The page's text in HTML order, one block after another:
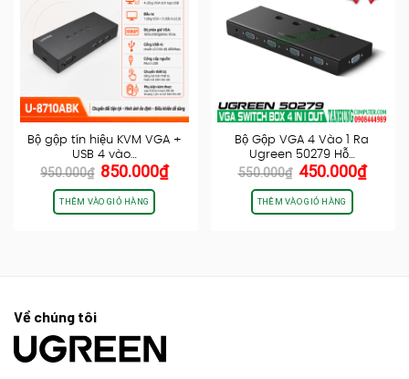
Bộ gộp tín hiệu KVM VGA +
USB 4 vào…
950.000₫ Giá
gốc
là:
950.000₫.
850.000₫Giá
THÊM VÀO GIỎ HÀNG
Bộ Gộp VGA 4 Vào 1 Ra
Ugreen 50279 Hỗ…
550.000₫ Giá
gốc
là:
550.000₫.
450.000₫Giá
THÊM VÀO GIỎ HÀNG
Về chúng tôi